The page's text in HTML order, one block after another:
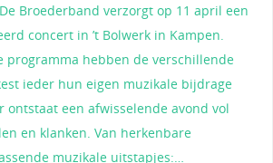
Broederband verzorgt op 11 april een
concert in ’t Bolwerk in Kampen.
programma hebben de verschillende
ieder hun eigen muzikale bijdrage
ontstaat een afwisselende avond vol
en klanken. Van herkenbare
muzikale uitstapjes:…